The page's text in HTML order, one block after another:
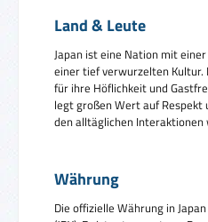
Land & Leute
Japan ist eine Nation mit
einer tief verwurzelten Kultur.
für ihre Höflichkeit und
legt großen Wert auf Respekt
den alltäglichen Interaktionen
Währung
Die offizielle Währung in